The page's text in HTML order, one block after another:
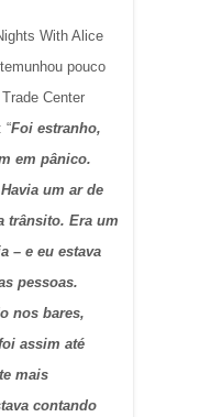
With Alice
pouco
Center
“Foi estranho,
em pânico.
um ar de
trânsito. Era um
– e eu estava
pessoas.
nos bares,
assim até
mais
contando